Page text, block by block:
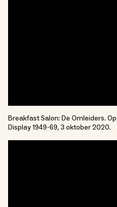
Breakfast Salon: De Omleiders.
Display 1949-69, 3 oktober 2020.